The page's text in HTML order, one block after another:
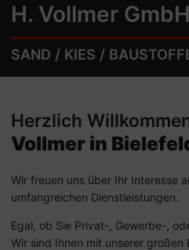
H. Vollmer
SAND / KIES /
Herzlich
Vollmer in
Wir freuen uns über Ihr Interesse
umfangreichen Dienstleistungen.
Egal, ob Sie Privat-, Gewerbe-,
Wir sind Ihnen mit unserer großen